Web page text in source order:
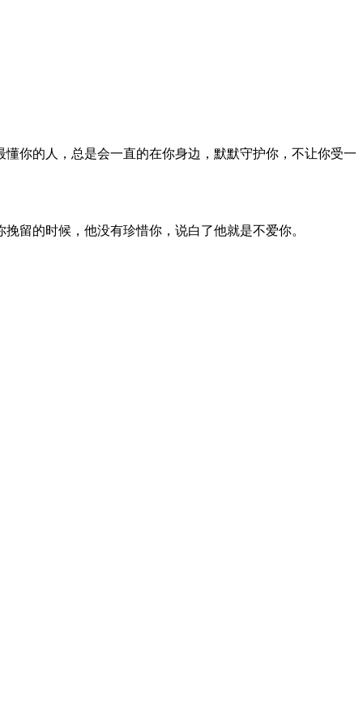
你的人，总是会一直的在你身边，默默守护你，不让你受一
留的时候，他没有珍惜你，说白了他就是不爱你。